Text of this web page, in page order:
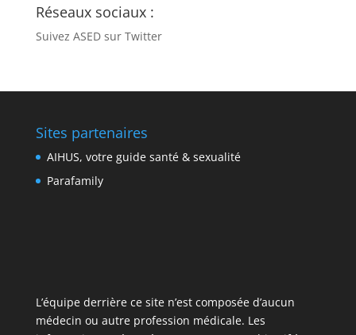
Réseaux sociaux :
Suivez ASED sur Twitter
Sites partenaires
AIHUS, votre guide santé & sexualité
Parafamily
L’équipe derrière ce site n’est composée d’aucun
médecin ou autre profession médicale. Les